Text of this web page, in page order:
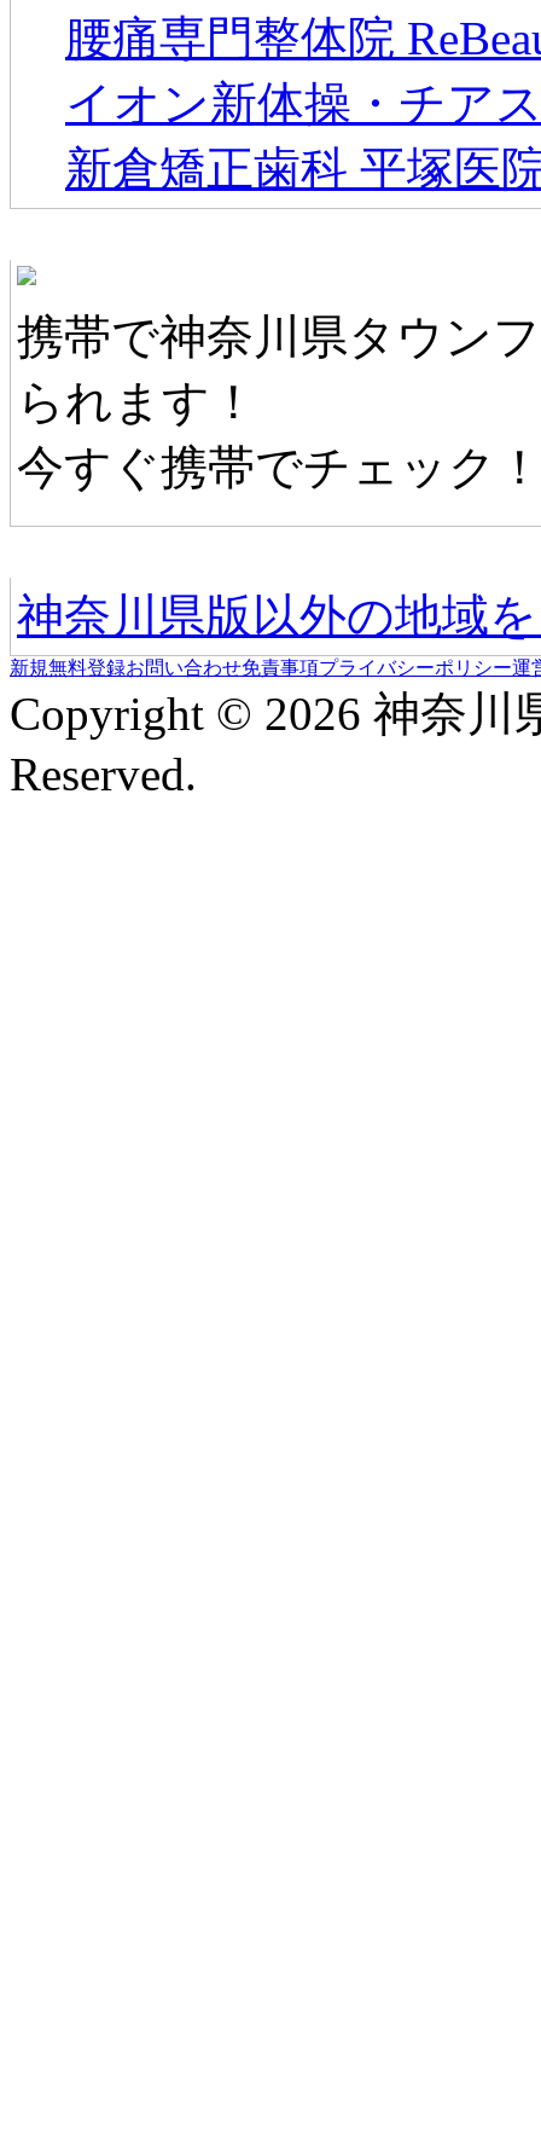
腰痛専門整体院
イオン新体操・チア
新倉矯正歯科 平塚医
携帯で神奈川県タウン
られます！
今すぐ携帯でチェック
神奈川県版以外の地域
新規無料登録お問い合わせ免責事項プライバシーポリシー運
Copyright © 2026 神奈
Reserved.